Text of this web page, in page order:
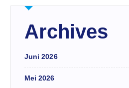
Archives
Juni 2026
Mei 2026